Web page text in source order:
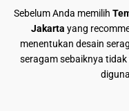
Sebelum Anda memilih
Jakarta yang
menentukan desain
seragam sebaiknya